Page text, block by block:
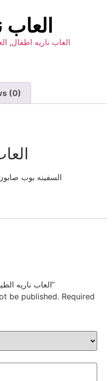
العاب
العاب ناريه اطفال,
(0)
السفينه بوب صابون
Be the first to review “العاب ناريه الطيبين”
be published. Required